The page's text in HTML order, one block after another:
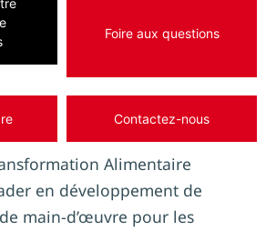
Foire aux questions
Contactez-nous
Alimentaire
en développement de
main-d’œuvre pour les